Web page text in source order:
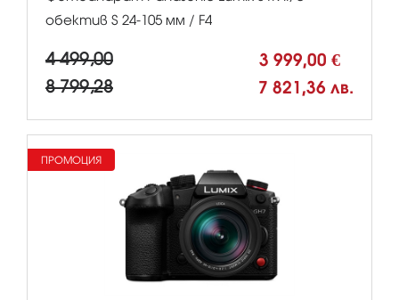
обектив S 24-105 мм / F4
4 499,00 3 999,00 €
8 799,28 7 821,36 лв.
ПРОМОЦИЯ